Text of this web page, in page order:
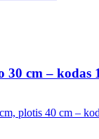
30 cm – kodas